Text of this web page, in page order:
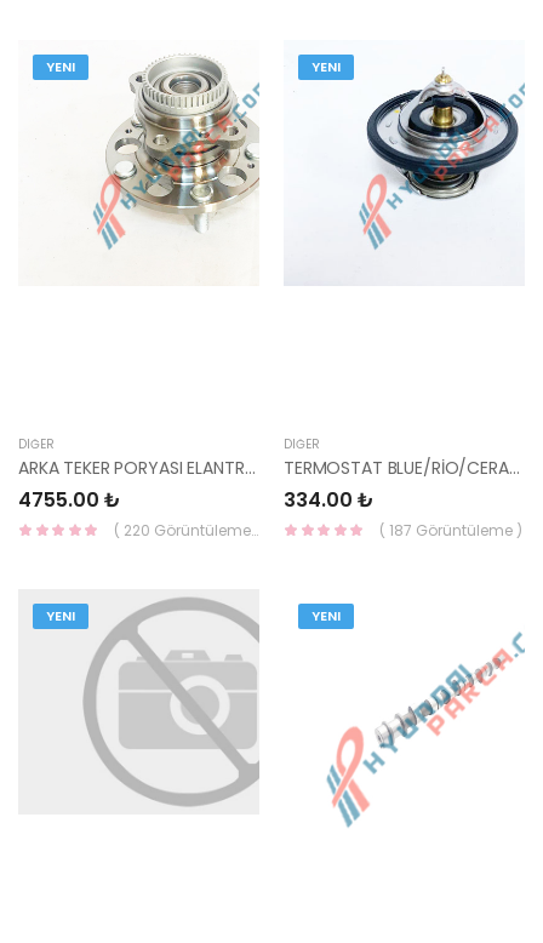
YENI
DIĞER
ARKA TEKER PORYASI ELANTRA 11- / CERATO 15- 52710-3X000-HMC
4755.00 ₺
( 220 Görüntüleme )
YENI
DIĞER
TERMOSTAT BLUE/RİO/CERATO/STAREX 25500-2A100-YS
334.00 ₺
( 187 Görüntüleme )
YENI YENI